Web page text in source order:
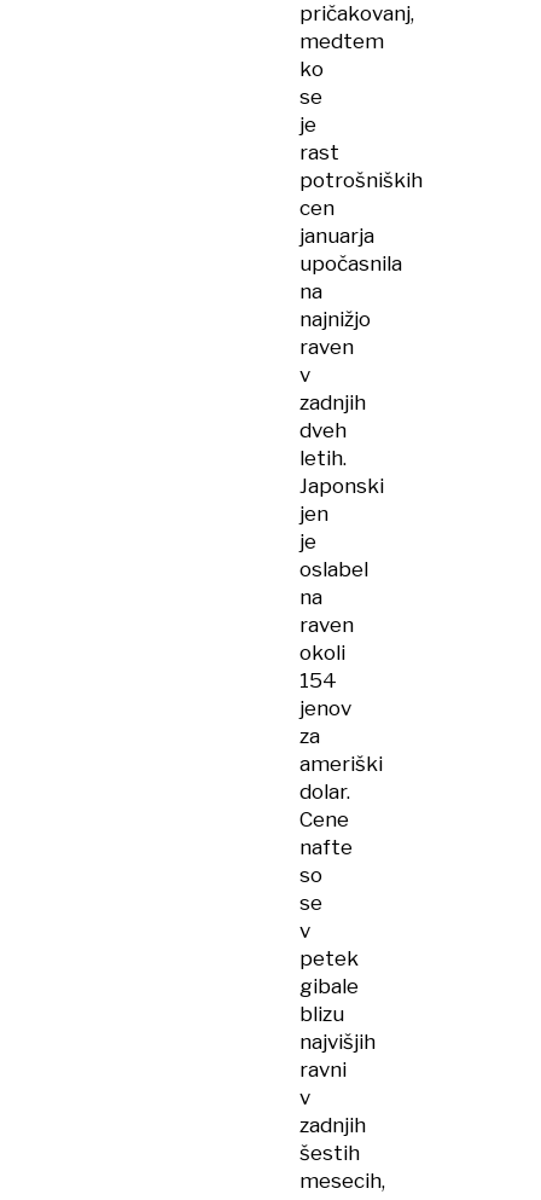
pričakovanj,
medtem
ko
se
je
rast
potrošniških
cen
januarja
upočasnila
na
najnižjo
raven
v
zadnjih
dveh
letih.
Japonski
jen
je
oslabel
na
raven
okoli
154
jenov
za
ameriški
dolar.
Cene
nafte
so
se
v
petek
gibale
blizu
najvišjih
ravni
v
zadnjih
šestih
mesecih,